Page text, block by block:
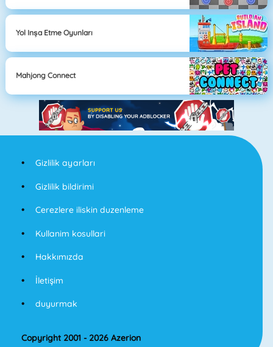
Yol Inşa Etme Oyunları
Mahjong Connect
Gizlilik ayarları
Gizlilik bildirimi
Cerezlere iliskin duzenleme
Kullanim kosullari
Hakkımızda
İletişim
duyurmak
Copyright 2001 - 2026 Azerion